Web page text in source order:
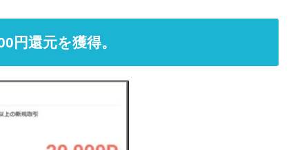
円還元を獲得。